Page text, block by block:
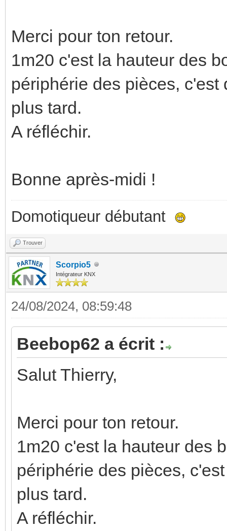
Merci pour ton retour.
1m20 c'est la hauteur des
périphérie des pièces,
plus tard.
A réfléchir.
Bonne après-midi !
Domotiqueur débutant
Trouver
Scorpio5
Intégrateur KNX
24/08/2024, 08:59:48
Beebop62 a écrit :
Salut Thierry,
Merci pour ton retour.
1m20 c'est la hauteur des
périphérie des pièces,
plus tard.
A réfléchir.